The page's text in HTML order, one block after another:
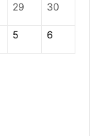
29 30
5 6